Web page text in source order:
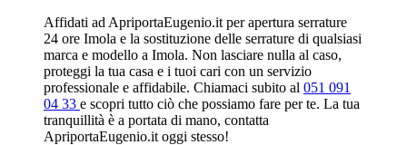
Affidati ad ApriportaEugenio.it per apertura serrature
24 ore Imola e la sostituzione delle serrature di qualsiasi
marca e modello a Imola. Non lasciare nulla al caso,
proteggi la tua casa e i tuoi cari con un servizio
professionale e affidabile. Chiamaci subito al 051 091
04 33 e scopri tutto ciò che possiamo fare per te. La tua
tranquillità è a portata di mano, contatta
ApriportaEugenio.it oggi stesso!